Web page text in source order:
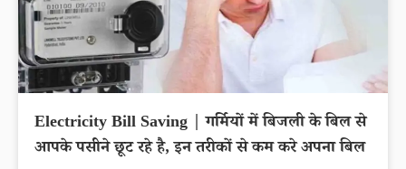
Electricity Bill Saving | गर्मियों में बिजली के बिल से
आपके पसीने छूट रहे है, इन तरीकों से कम करे अपना बिल